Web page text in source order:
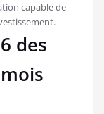
capable de
des